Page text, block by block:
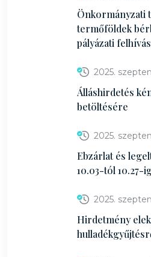
Önkormányzati
termőföldek
pályázati
2025.
Álláshirdetés
betöltésére
2025.
Ebzárlat és
10.03-tól 10.27-
2025.
Hirdetmény